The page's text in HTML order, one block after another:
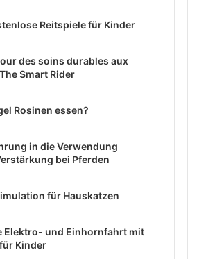
Reitspiele für Kinder
des soins durables aux
Smart Rider
Rosinen essen?
in die Verwendung
bei Pferden
für Hauskatzen
Elektro- und Einhornfahrt mit
Kinder